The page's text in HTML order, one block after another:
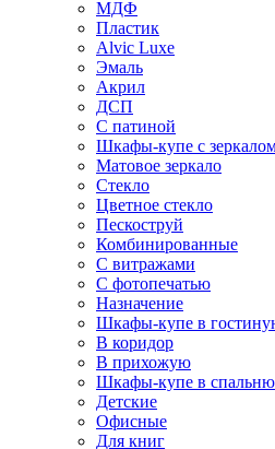
МДФ
Пластик
Alvic Luxe
Эмаль
Акрил
ДСП
С патиной
Шкафы-купе с
Матовое зеркало
Стекло
Цветное стекло
Пескоструй
Комбинированные
С витражами
С фотопечатью
Назначение
Шкафы-купе в
В коридор
В прихожую
Шкафы-купе в спальню
Детские
Офисные
Для книг